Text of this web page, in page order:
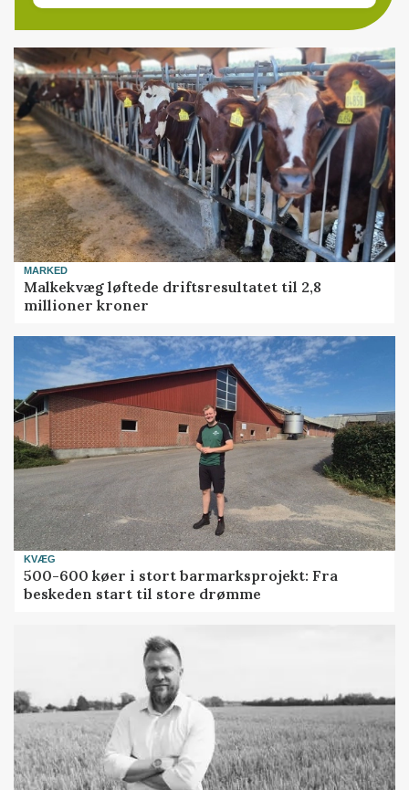
MARKED
Malkekvæg løftede driftsresultatet til 2,8
millioner kroner
KVÆG
500-600 køer i stort barmarksprojekt: Fra
beskeden start til store drømme